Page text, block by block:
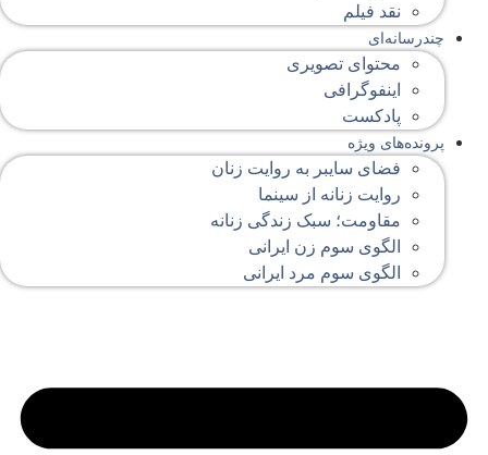
نقد فیلم
چندرسانه‌ای
محتوای تصویری
اینفوگرافی
پادکست
پرونده‌های ویژه
فضای سایبر به روایت زنان
روایت زنانه از سینما
مقاومت؛ سبک زندگی زنانه
الگوی سوم زن ایرانی
الگوی سوم مرد ایرانی